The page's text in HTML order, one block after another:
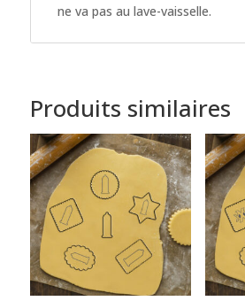
ne va pas au lave-vaisselle.
Produits similaires